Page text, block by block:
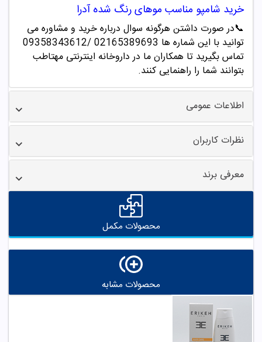
خرید شامپو مناسب موهای رنگ شده آدرا
📞در صورت داشتن هرگونه سوال درباره خرید و مشاوره می
توانید با این شماره ها 02165389693
/09358343612
تماس بگیرید تا همکاران ما در داروخانه اینترنتی مهتاطب
بتوانند شما را راهنمایی کنند.
اطلاعات عمومی
نظرات کاربران
معرفی برند
محصولات مکمل
محصولات مشابه